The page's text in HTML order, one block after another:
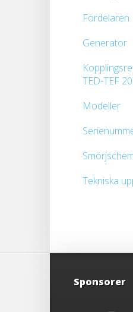
Fördelaren
Generator
TED-TEF 20
Modeller
Tekniska
Sponsorer